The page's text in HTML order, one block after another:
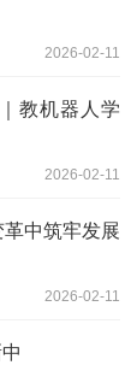
2026-02-11
教机器人学
2026-02-11
中筑牢发展
2026-02-11